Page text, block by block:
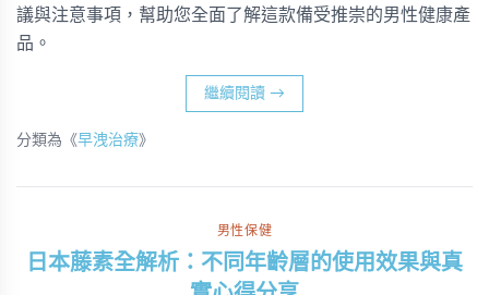
議與注意事項，幫助您全面了解這款備受推崇的男性健康產
品。
繼續閱讀 →
分類為《早洩治療》
男性保健
日本藤素全解析：不同年齡層的使用效果與真